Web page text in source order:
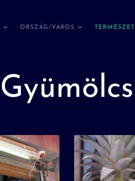
ORSZÁG/VÁROS TERMÉSZET
Gyümölcs